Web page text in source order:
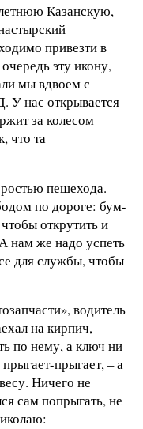
Казанскую,
привезти в
эту икону,
мы вдвоем с
У нас открывается
за колесом
что та
пешехода.
по дороге: бум-
открутить и
нам же надо успеть
для службы, чтобы
водитель
на кирпич,
по нему, а ключ ни
прыгает, – а
Ничего не
сам попрыгать, не